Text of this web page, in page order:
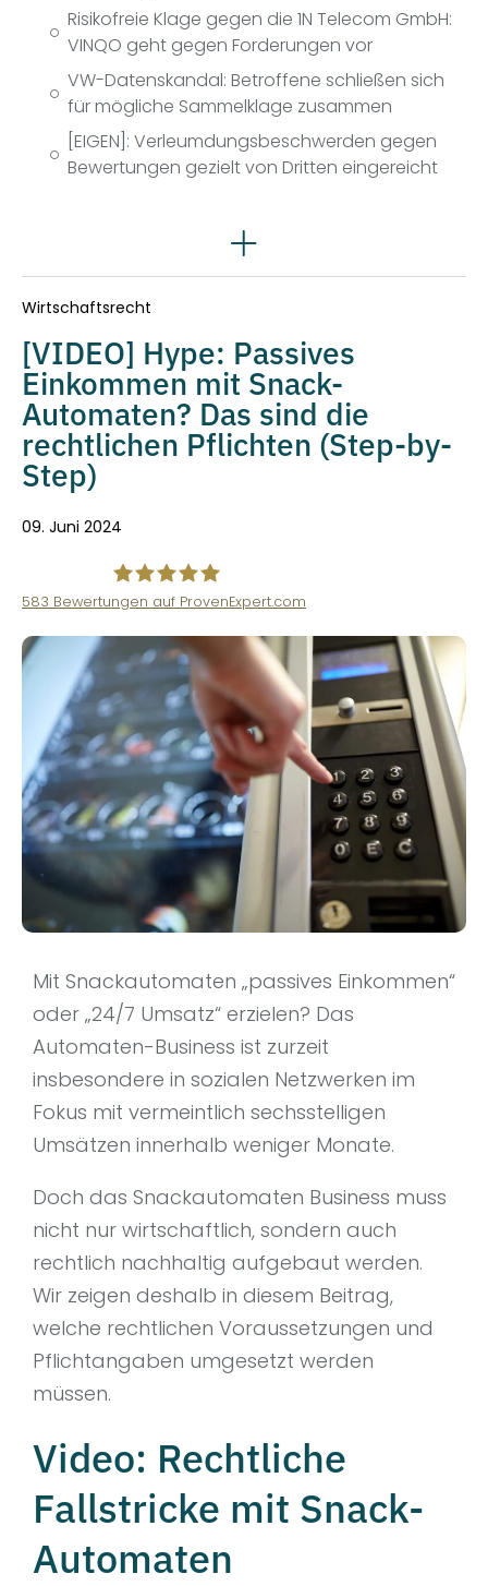
Risikofreie Klage gegen die 1N Telecom GmbH:
VINQO geht gegen Forderungen vor
VW-Datenskandal: Betroffene schließen sich
für mögliche Sammelklage zusammen
[EIGEN]: Verleumdungsbeschwerden gegen
Bewertungen gezielt von Dritten eingereicht
Wirtschaftsrecht
[VIDEO] Hype: Passives
Einkommen mit Snack-
Automaten? Das sind die
rechtlichen Pflichten (Step-by-
Step)
09. Juni 2024
VINQO
583 Bewertungen auf ProvenExpert.com
Mit Snackautomaten „passives Einkommen“
oder „24/7 Umsatz“ erzielen? Das
Automaten-Business ist zurzeit
insbesondere in sozialen Netzwerken im
Fokus mit vermeintlich sechsstelligen
Umsätzen innerhalb weniger Monate.
Doch das Snackautomaten Business muss
nicht nur wirtschaftlich, sondern auch
rechtlich nachhaltig aufgebaut werden.
Wir zeigen deshalb in diesem Beitrag,
welche rechtlichen Voraussetzungen und
Pflichtangaben umgesetzt werden
müssen.
Video: Rechtliche
Fallstricke mit Snack-
Automaten